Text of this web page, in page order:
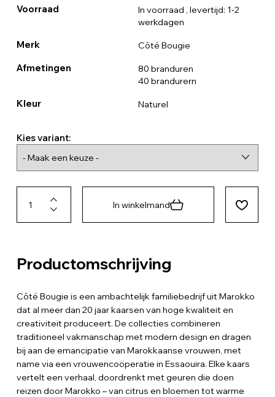
Voorraad In voorraad , levertijd: 1-2
werkdagen
Merk Côté Bougie
Afmetingen
80 branduren
40 brandurern
Kleur Naturel
Kies variant:
In winkelmand
Productomschrijving
Côté Bougie is een ambachtelijk familiebedrijf uit Marokko
dat al meer dan 20 jaar kaarsen van hoge kwaliteit en
creativiteit produceert. De collecties combineren
traditioneel vakmanschap met modern design en dragen
bij aan de emancipatie van Marokkaanse vrouwen, met
name via een vrouwencoöperatie in Essaouira. Elke kaars
vertelt een verhaal, doordrenkt met geuren die doen
reizen door Marokko – van citrus en bloemen tot warme